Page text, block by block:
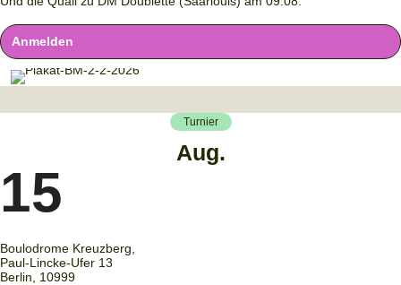
Anmelden
Turnier
Aug.
15
Boulodrome Kreuzberg,
Paul-Lincke-Ufer 13
Berlin
10999